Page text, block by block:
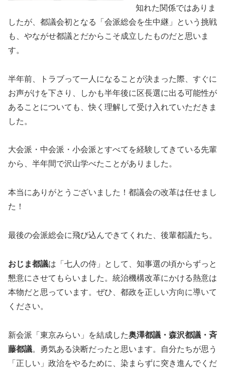
知れた関係ではありま
したが、都議会初となる「会派総会を生中継」という挑戦
も、やながせ都議とだからこそ成立したものだと思いま
す。
半年前、トラブって一人になることが決まった際、すぐに
お声がけを下さり、しかも半年後に区長選に出る可能性が
あることについても、快く理解して受け入れていただきま
した。
大会派・中会派・小会派とすべてを経験してきている先輩
から、半年間で沢山学べたことがありました。
本当にありがとうございました！都議会の改革は任せまし
た！
最後の会派総会に飛び込んできてくれた、後輩都議たち。
おじま都議は「七人の侍」として、知事選の頃からずっと
懇意にさせてもらいました。統治機構改革にかける熱意は
本物だと思っています。ぜひ、都政を正しい方向に導いて
ください。
新会派「東京みらい」を結成した奥澤都議・森沢都議・斉
藤都議。勇気ある決断だったと思います。自分たちが思う
「正しい」政治をやるために、染まらずに突き進んでくだ